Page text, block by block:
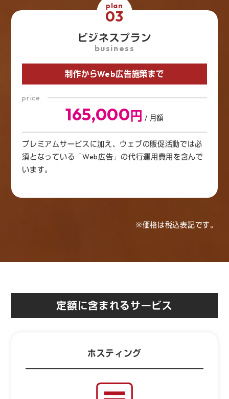
plan
03
ビジネスプラン
business
制作からWeb広告施策まで
price
165,000 円 / 月額
プレミアムサービスに加え、ウェブの販促活動では必
須となっている「Web広告」の代行運用費用を含んで
います。
※価格は税込表記です。
定額に含まれるサービス
ホスティング